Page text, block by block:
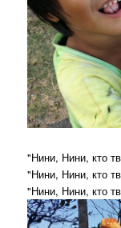
"Нини, Нини, кто
"Нини, Нини, кто
"Нини, Нини, кто